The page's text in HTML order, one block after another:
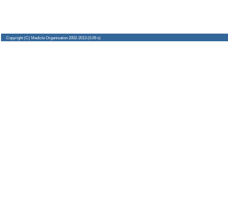
Copyright (C) Medicle Organisation 2002-2013 (0.09 s)